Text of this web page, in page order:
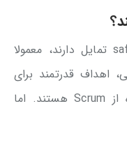
سازمان‌هایی که به اجرای پلتفرم safe تمایل دارند، معمولا
اهداف قدرتمند برای
تغییر و همچنین پایه‌ای در استفاده از Scrum هستند. اما